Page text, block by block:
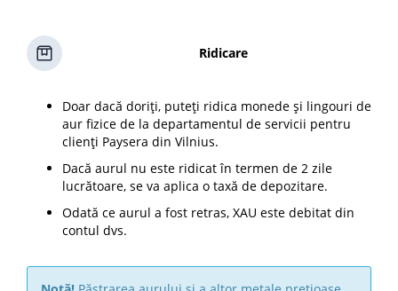
Ridicare
Doar dacă doriți, puteți ridica monede și lingouri de
aur fizice de la departamentul de servicii pentru
clienți Paysera din Vilnius.
Dacă aurul nu este ridicat în termen de 2 zile
lucrătoare, se va aplica o taxă de depozitare.
Odată ce aurul a fost retras, XAU este debitat din
contul dvs.